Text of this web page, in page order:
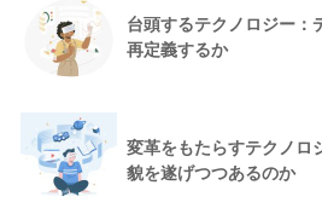
台頭するテクノロジー：
再定義するか
変革をもたらすテクノロ
貌を遂げつつあるのか